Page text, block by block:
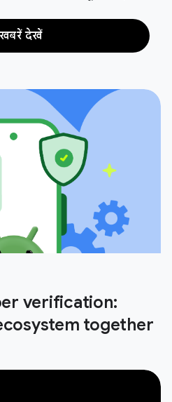
देखें
verification:
together